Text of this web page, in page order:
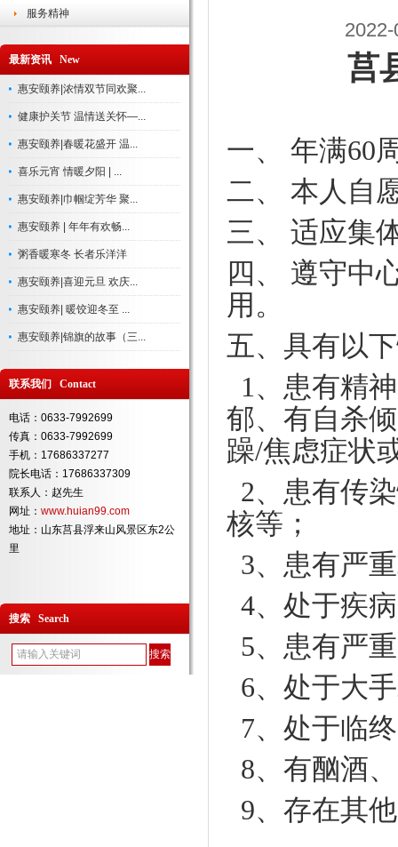
服务精神
最新资讯 New
惠安颐养|浓情双节同欢聚...
健康护关节 温情送关怀—...
惠安颐养|春暖花盛开 温...
喜乐元宵 情暖夕阳 | ...
惠安颐养|巾帼绽芳华 聚...
惠安颐养 | 年年有欢畅...
粥香暖寒冬 长者乐洋洋
惠安颐养|喜迎元旦 欢庆...
惠安颐养| 暖饺迎冬至 ...
惠安颐养|锦旗的故事（三...
联系我们 Contact
电话：0633-7992699
传真：0633-7992699
手机：17686337277
院长电话：17686337309
联系人：赵先生
网址： www.huian99.com
地址：山东莒县浮来山风景区东2公
里
搜索 Search
莒
一、 年满60
二、
本人自
三、
适应集
四、
遵守中
用。
五、 具有以
1 、 患有精
郁、有自杀
躁/焦虑症状
2、 患有传
核等；
3、 患有严
4、 处于疾
5、 患有严
6、 处于大
7、 处于临
8、 有酗酒
9、 存在其